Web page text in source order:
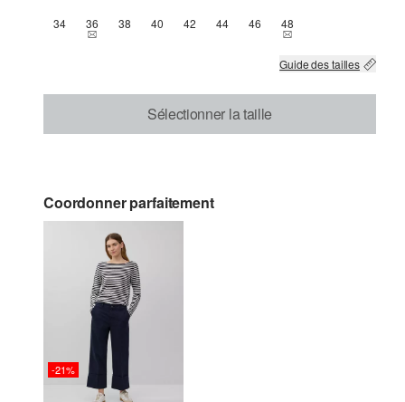
34 36THIS SIZE IS CURRENTLY OUT OF STOCK
38 40 42 44 46 48THIS SIZE IS
Guide des tailles
Sélectionner la taille
Coordonner parfaitement
-21%